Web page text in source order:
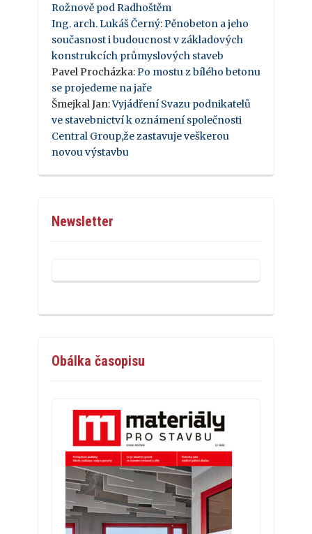
Rožnově pod Radhoštěm
Ing. arch. Lukáš Černý:Pěnobeton a jeho
současnost i budoucnost v základových
konstrukcích průmyslových staveb
Pavel Procházka:Po mostu z bílého betonu
se projedeme na jaře
Šmejkal Jan:Vyjádření Svazu podnikatelů
ve stavebnictví k oznámení společnosti
Central Group,že zastavuje veškerou
novou výstavbu
Newsletter
Obálka časopisu